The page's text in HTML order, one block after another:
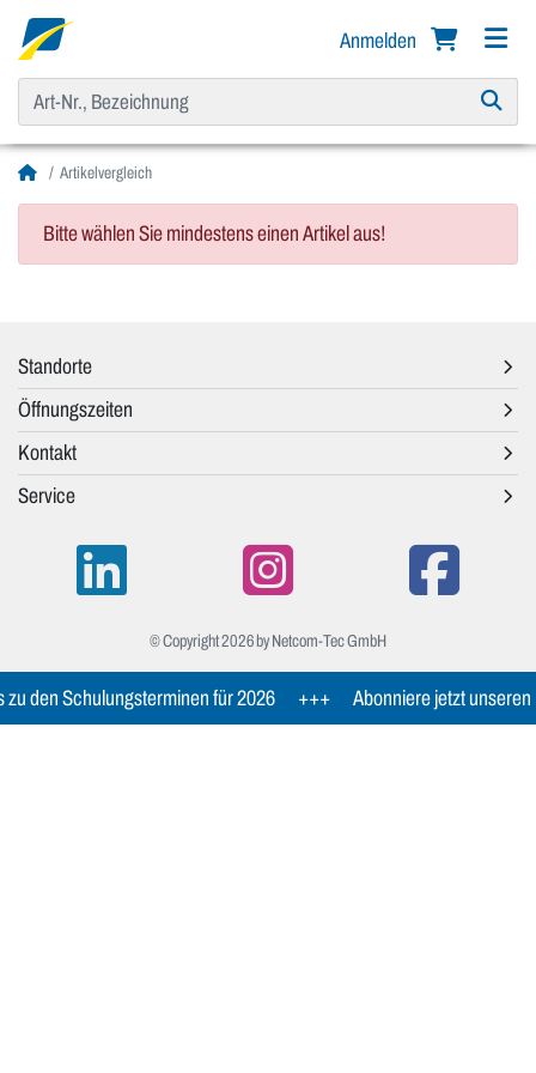
Anmelden
Artikelvergleich
Bitte wählen Sie mindestens einen Artikel aus!
Standorte
Öffnungszeiten
Kontakt
Service
© Copyright 2026 by Netcom-Tec GmbH
zu den Schulungsterminen für 2026 +++ Abonniere jetzt